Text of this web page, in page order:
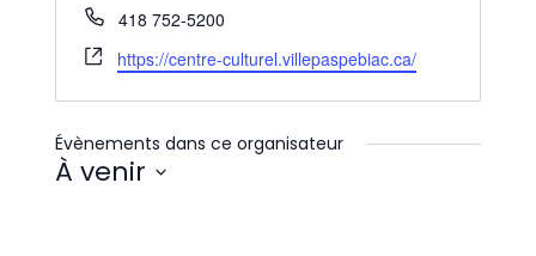
Téléphone
418 752-5200
Site
web
https://centre-culturel.villepaspebiac.ca/
Évènements dans ce organisateur
À venir